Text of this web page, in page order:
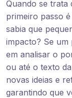
Quando se trata
primeiro passo
sabia que
impacto? Se
em analisar o
ou até o texto
novas ideias e
garantindo que